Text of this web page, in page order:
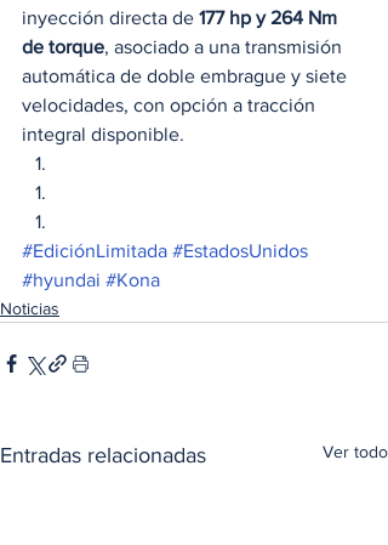
inyección directa de 177 hp y 264 Nm
de torque, asociado a una transmisión
automática de doble embrague y siete
velocidades, con opción a tracción
integral disponible.
#EdiciónLimitada #EstadosUnidos
#hyundai #Kona
Noticias
Entradas relacionadas Ver todo